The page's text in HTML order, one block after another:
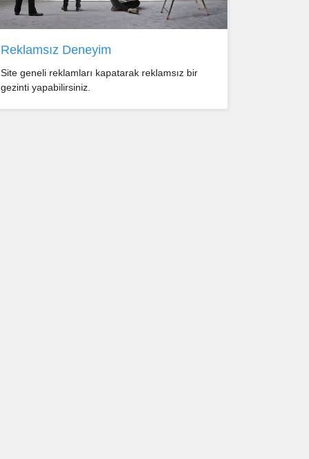
Reklamsız Deneyim
Site geneli reklamları kapatarak reklamsız bir
gezinti yapabilirsiniz.